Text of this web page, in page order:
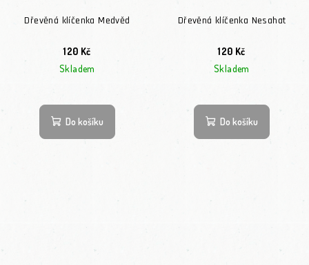
Dřevěná klíčenka Medvěd
120 Kč
Skladem
Do košíku
Dřevěná klíčenka Nesahat
120 Kč
Skladem
Do košíku